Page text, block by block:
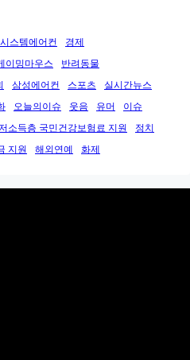
스템에어컨
경제
이밍마우스
반려동물
삼성에어컨 스포츠
실시간뉴스
오늘의이슈 웃음 유머
이슈
저소득층 국민건강보험료 지원
정치
지원 해외연예 화제